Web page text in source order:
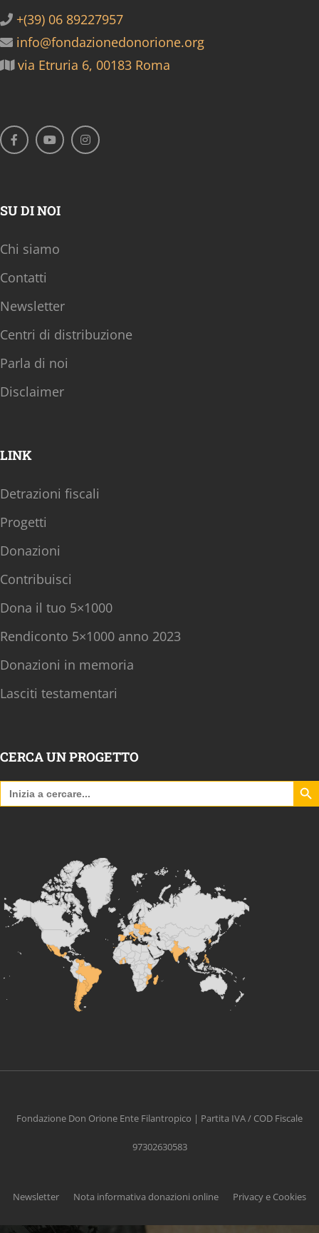
+(39) 06 89227957
info@fondazionedonorione.org
via Etruria 6, 00183 Roma
SU DI NOI
Chi siamo
Contatti
Newsletter
Centri di distribuzione
Parla di noi
Disclaimer
LINK
Detrazioni fiscali
Progetti
Donazioni
Contribuisci
Dona il tuo 5×1000
Rendiconto 5×1000 anno 2023
Donazioni in memoria
Lasciti testamentari
CERCA UN PROGETTO
Search
for:
Search
Fondazione Don Orione Ente Filantropico | Partita IVA / COD Fiscale
97302630583
Newsletter Nota informativa donazioni online Privacy e Cookies